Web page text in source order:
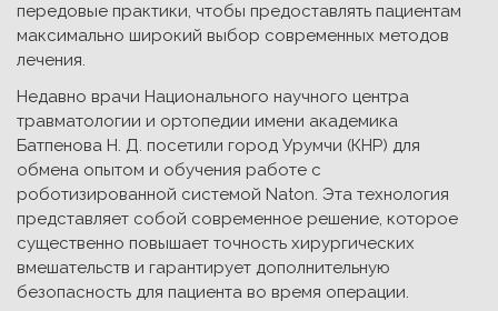
передовые практики, чтобы предоставлять пациентам
максимально широкий выбор современных методов
лечения.
Недавно врачи Национального научного центра
травматологии и ортопедии имени академика
Батпенова Н. Д. посетили город Урумчи (КНР) для
обмена опытом и обучения работе с
роботизированной системой Naton. Эта технология
представляет собой современное решение, которое
существенно повышает точность хирургических
вмешательств и гарантирует дополнительную
безопасность для пациента во время операции.